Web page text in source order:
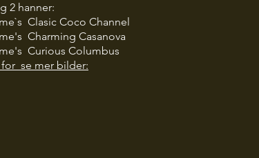
2 hanner:
Clasic Coco Channel
Charming Casanova
Curious Columbus
se mer bilder: